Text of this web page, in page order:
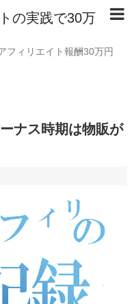
の実践で30万
フィリエイト報酬30万円
ナス時期は物販が